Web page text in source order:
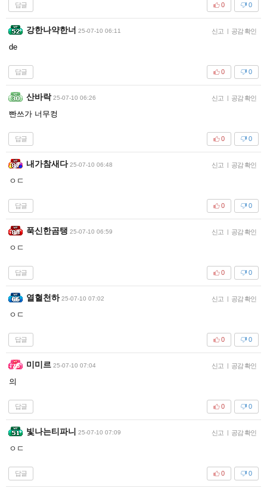
답글 0
0
강한나약한너 25-07-10 06:11 신고 | 공감 확인
de
답글 0
0
산바락 25-07-10 06:26 신고 | 공감 확인
빤쓰가 너무컹
답글 0
0
내가참새다 25-07-10 06:48 신고 | 공감 확인
ㅇㄷ
답글 0
0
푹신한곰탱 25-07-10 06:59 신고 | 공감 확인
ㅇㄷ
답글 0
0
열혈천하 25-07-10 07:02 신고 | 공감 확인
ㅇㄷ
답글 0
0
미미르 25-07-10 07:04 신고 | 공감 확인
의
답글 0
0
빛나는티파니 25-07-10 07:09 신고 | 공감 확인
ㅇㄷ
답글 0
0